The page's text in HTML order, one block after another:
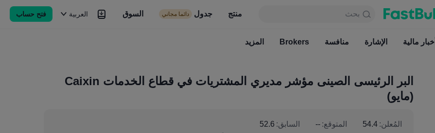
بحث منتج جدول دائما مجاني السوق
أخبار مالية الإشارة منافسة
العربية فتح حساب
بحث
دائما مجاني السوق
أخبار مالية الإشارة منافسة Brokers المزيد
البر الرئيسى الصينى مؤشر مديري المشتريات في قطاع الخدمات Caixin
(مايو)
المُعلن: 54.4 المتوقع: -- السابق: 52.6